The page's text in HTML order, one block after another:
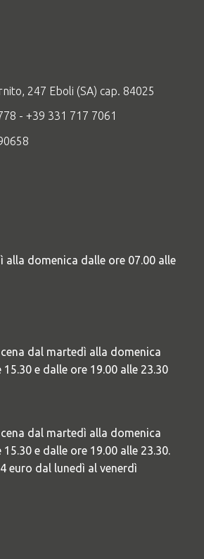
247 Eboli (SA) cap. 84025
- +39 331 717 7061
domenica dalle ore 07.00 alle
dal martedì alla domenica
e dalle ore 19.00 alle 23.30
dal martedì alla domenica
e dalle ore 19.00 alle 23.30.
euro dal lunedì al venerdì